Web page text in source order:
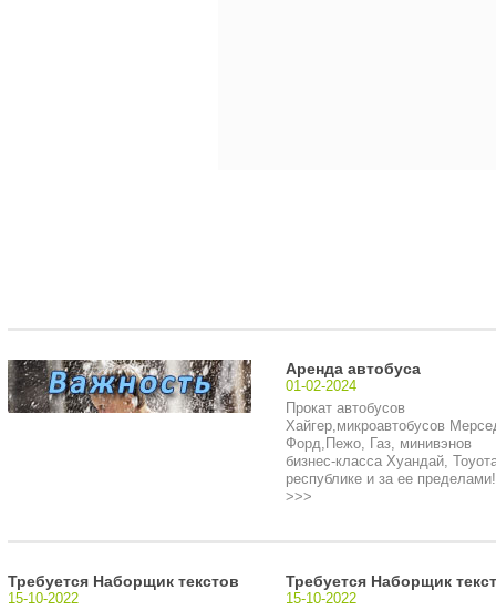
Аренда автобуса
01-02-2024
Прокат автобусов
Хайгер,микроавтобусов
Форд,Пежо, Газ, минивэнов
бизнес-класса Хуандай,
республике и за ее
>>>
Требуется Наборщик текстов
15-10-2022
Требуется Наборщик
15-10-2022